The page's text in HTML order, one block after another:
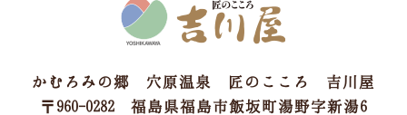
かむろみの郷 穴原温泉 匠のこころ 吉川屋
〒960-0282 福島県福島市飯坂町湯野字新湯6